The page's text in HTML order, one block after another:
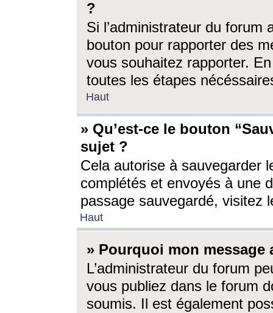
?
Si l’administrateur du forum
bouton pour rapporter des
vous souhaitez rapporter.
toutes les étapes
Haut
» Qu’est-ce le bouton
sujet ?
Cela autorise à sauvegarder
complétés et envoyés à une
passage sauvegardé, visitez
Haut
» Pourquoi mon message
L’administrateur du forum
vous publiez dans le forum
soumis. Il est également